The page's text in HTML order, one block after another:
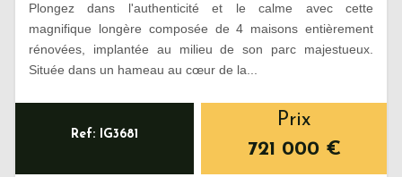
Plongez dans l'authenticité et le calme avec cette
magnifique longère composée de 4 maisons entièrement
rénovées, implantée au milieu de son parc majestueux.
Située dans un hameau au cœur de la...
Ref: IG3681
Prix
721 000 €